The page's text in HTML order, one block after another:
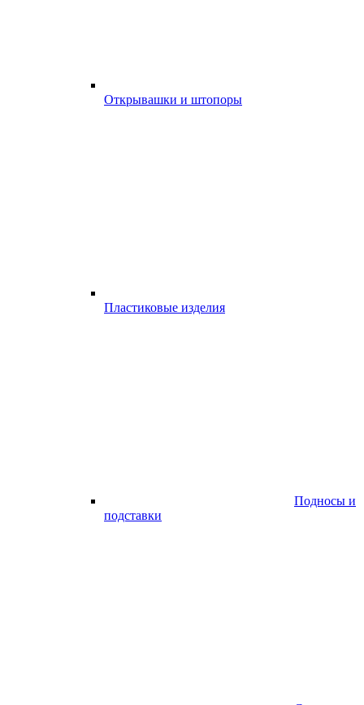
Открывашки и штопоры
Пластиковые изделия
Подносы и
подставки